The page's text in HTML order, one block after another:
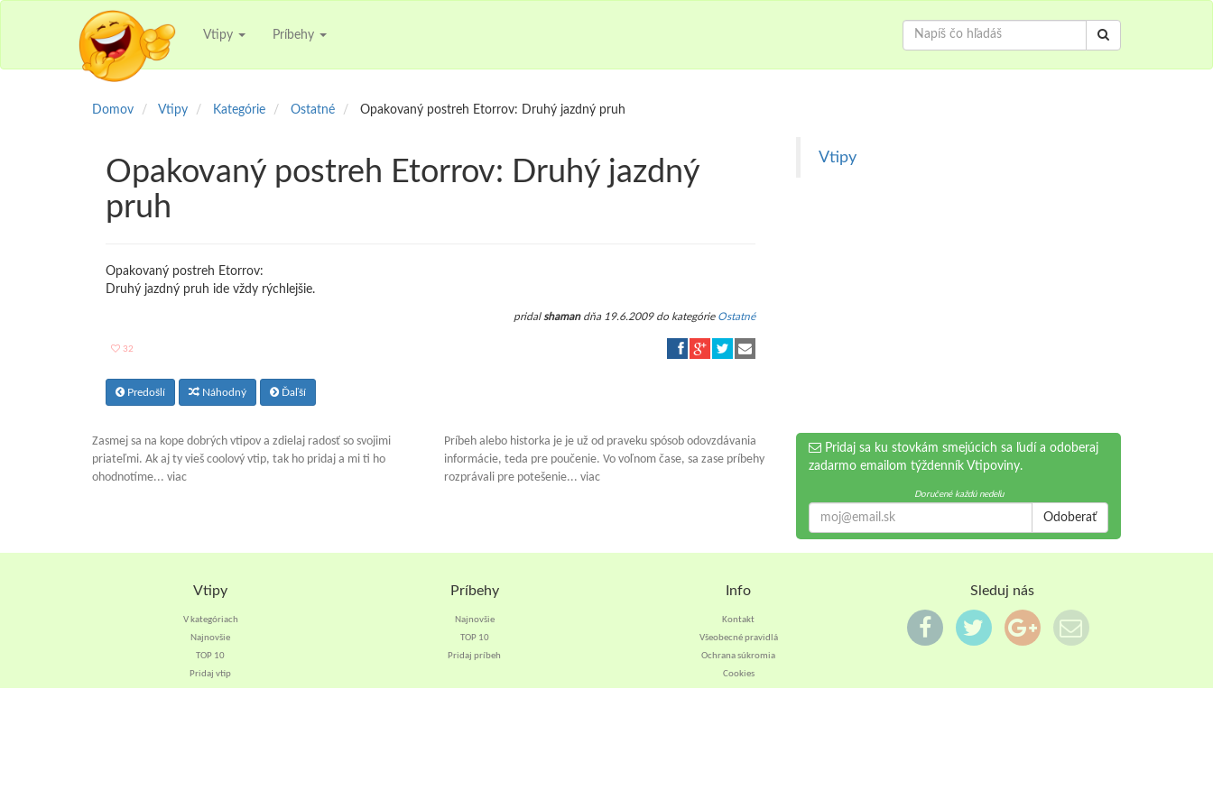
Vtipy Príbehy
Domov Vtipy Kategórie Ostatné Opakovaný postreh Etorrov: Druhý jazdný pruh
Opakovaný postreh Etorrov: Druhý jazdný
pruh
Opakovaný postreh Etorrov:
Druhý jazdný pruh ide vždy rýchlejšie.
pridal shamandňa 19.6.2009 do kategórie Ostatné
32
Predošlí Náhodný Ďaľší
Vtipy
Zasmej sa na kope dobrých vtipov a zdielaj radosť so svojimi
priateľmi. Ak aj ty vieš coolový vtip, tak ho pridaj a mi ti ho
ohodnotíme... viac
Príbeh alebo historka je je už od praveku spósob odovzdávania
informácie, teda pre poučenie. Vo voľnom čase, sa zase príbehy
rozprávali pre potešenie... viac
Pridaj sa ku stovkám smejúcich sa ľudí a odoberaj
zadarmo emailom týždenník Vtipoviny.
Doručené každú nedeľu
Odoberať
Vtipy
V kategóriach
Najnovšie
TOP 10
Pridaj vtip
Príbehy
Najnovšie
TOP 10
Pridaj príbeh
Info
Kontakt
Všeobecné pravidlá
Ochrana súkromia
Cookies
Sleduj nás